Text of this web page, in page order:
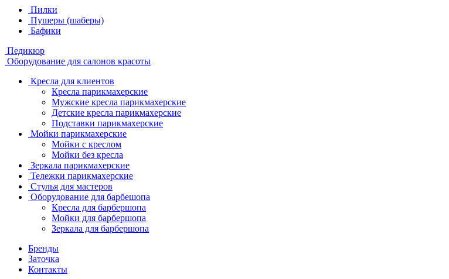
Пилки
Пушеры (шаберы)
Бафики
Педикюр
Оборудование для салонов красоты
Кресла для клиентов
Кресла парикмахерские
Мужские кресла парикмахерские
Детские кресла парикмахерские
Подставки парикмахерские
Мойки парикмахерские
Мойки с креслом
Мойки без кресла
Зеркала парикмахерские
Тележки парикмахерские
Стулья для мастеров
Оборудование для барбешопа
Кресла для барбершопа
Мойки для барбершопа
Зеркала для барбершопа
Бренды
Заточка
Контакты